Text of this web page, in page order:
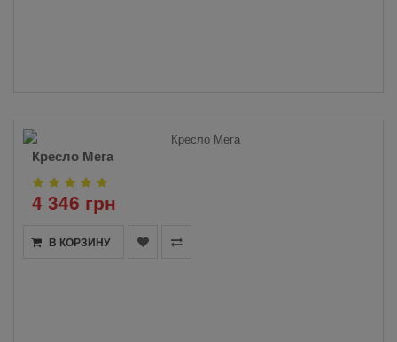
Кресло Мега
4 346 грн
В КОРЗИНУ